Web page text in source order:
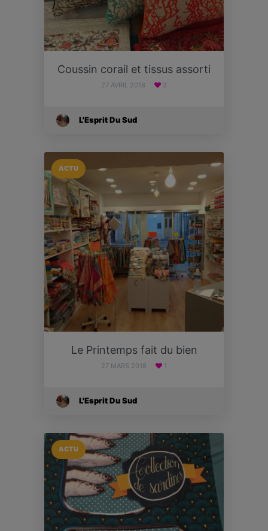
Coussin corail et tissus assorti
27 AVRIL 2018 3
L'Esprit Du Sud
ACTU
Le Printemps fait du bien
27 MARS 2018 1
L'Esprit Du Sud
ACTU